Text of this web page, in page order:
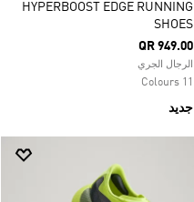
HYPERBOOST EDGE RUNNING
SHOES
QR 949.00
الرجال الجري
11 Colours
جديد